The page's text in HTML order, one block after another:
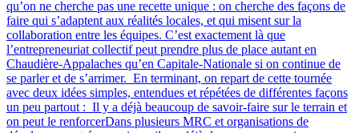
qu’on ne cherche pas une recette unique : on cherche des façons de
faire qui s’adaptent aux réalités locales, et qui misent sur la
collaboration entre les équipes. C’est exactement là que
l’entrepreneuriat collectif peut prendre plus de place autant en
Chaudière-Appalaches qu’en Capitale-Nationale si on continue de
se parler et de s’arrimer. En terminant, on repart de cette tournée
avec deux idées simples, entendues et répétées de différentes façons
un peu partout : Il y a déjà beaucoup de savoir-faire sur le terrain et
on peut le renforcerDans plusieurs MRC et organisations de